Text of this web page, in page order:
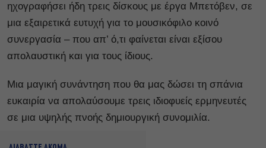
ηχογραφήσει ήδη τρεις δίσκους με έργα Μπετόβεν, σε
μια εξαιρετικά ευτυχή για το μουσικόφιλο κοινό
συνεργασία – που απ’ ό,τι φαίνεται είναι εξίσου
απολαυστική και για τους ίδιους.
Μια μαγική συνάντηση που θα μας δώσει τη σπάνια
ευκαιρία να απολαύσουμε τρεις ιδιοφυείς ερμηνευτές
σε μια υψηλής πνοής δημιουργική συνομιλία.